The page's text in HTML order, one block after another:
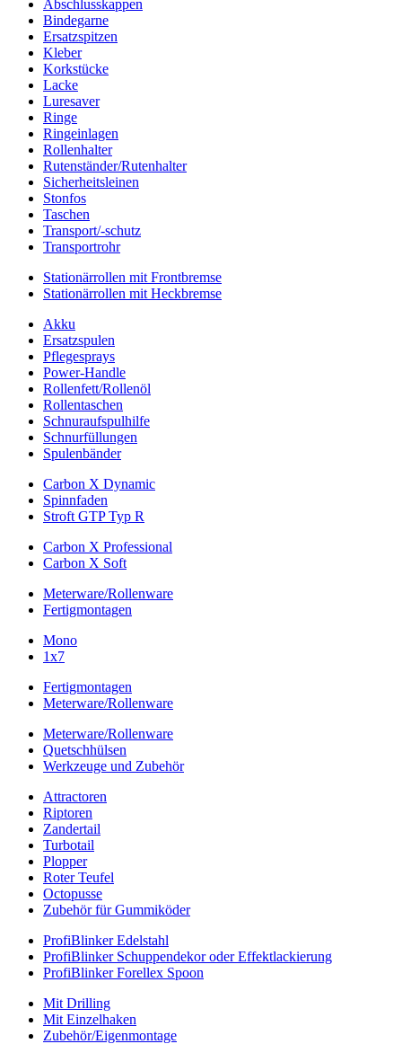
Abschlusskappen
Bindegarne
Ersatzspitzen
Kleber
Korkstücke
Lacke
Luresaver
Ringe
Ringeinlagen
Rollenhalter
Rutenständer/Rutenhalter
Sicherheitsleinen
Stonfos
Taschen
Transport/-schutz
Transportrohr
Stationärrollen mit Frontbremse
Stationärrollen mit Heckbremse
Akku
Ersatzspulen
Pflegesprays
Power-Handle
Rollenfett/Rollenöl
Rollentaschen
Schnuraufspulhilfe
Schnurfüllungen
Spulenbänder
Carbon X Dynamic
Spinnfaden
Stroft GTP Typ R
Carbon X Professional
Carbon X Soft
Meterware/Rollenware
Fertigmontagen
Mono
1x7
Fertigmontagen
Meterware/Rollenware
Meterware/Rollenware
Quetschhülsen
Werkzeuge und Zubehör
Attractoren
Riptoren
Zandertail
Turbotail
Plopper
Roter Teufel
Octopusse
Zubehör für Gummiköder
ProfiBlinker Edelstahl
ProfiBlinker Schuppendekor oder Effektlackierung
ProfiBlinker Forellex Spoon
Mit Drilling
Mit Einzelhaken
Zubehör/Eigenmontage